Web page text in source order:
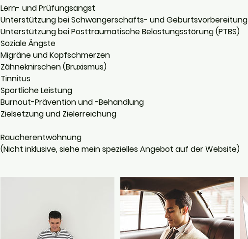
Lern- und Prüfungsangst
Unterstützung bei Schwangerschafts- und Geburtsvorbereitung
Unterstützung bei Posttraumatische Belastungsstörung (PTBS)
Soziale Ängste
Migräne und Kopfschmerzen
Zähneknirschen (Bruxismus)
Tinnitus
Sportliche Leistung
Burnout-Prävention und -Behandlung
Zielsetzung und Zielerreichung
Raucherentwöhnung
(Nicht inklusive, siehe mein spezielles Angebot auf der Website)